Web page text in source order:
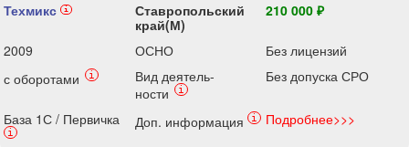
Техмикс i
Ставропольский
край(М)
210 000 ₽
2009 ОСНО
Без лицензий
с оборотами
i
Вид деятель-
ности
i
Без допуска СРО
База 1С / Первичка
i
Доп. информация i Подробнее>>>